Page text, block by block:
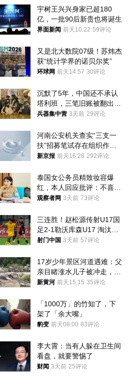
宇树王兴兴身家已超180
亿，一批90后新贵也将诞生
界面新闻 前天10:22 59评论
又是北大数院07级！苏炜杰
获“统计学界的诺贝尔奖”
环球网 前天14:57 30评论
沉默了5年，中国还不承认
塔利班，三笔旧账被翻出，
最大风险出现
兵器集中营 3天前 29评论
河南公安机关查实“三支一
扶”招募笔试存在组织作弊
犯罪行为
新京报 前天16:28 292评论
泰国女公务员精致妆容爆
红，本人回应批评：不喜欢
就别看
观察者网 3天前 73评论
三连胜！赵松源传射U17国
足2-1勒沃库森U17 淘汰赛
将战河床
射门中国 3天前 57评论
17岁少年景区河道遇难：父
亲目睹涨水儿子被冲走，当
地排除上游泄洪，家属盼厘
新黄河 前天15:15 35评论
「1000万」的竹知了，下
架了「余大嘴」
豹变 前天08:00 83评论
李大霄：当有人躲在卫生间
看盘，就要警惕了
财闻 3天前 25评论